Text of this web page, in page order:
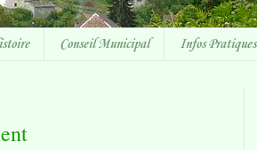
Conseil Municipal Infos Pratiques